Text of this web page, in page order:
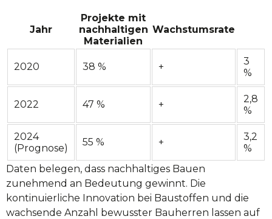
Jahr
Projekte mit
nachhaltigen
Materialien
Wachstumsrate
2020 38 % +
3
%
2022 47 % +
2,8
%
2024
(Prognose)
55 % +
3,2
%
Daten belegen, dass nachhaltiges Bauen
zunehmend an Bedeutung gewinnt. Die
kontinuierliche Innovation bei Baustoffen und die
wachsende Anzahl bewusster Bauherren lassen auf